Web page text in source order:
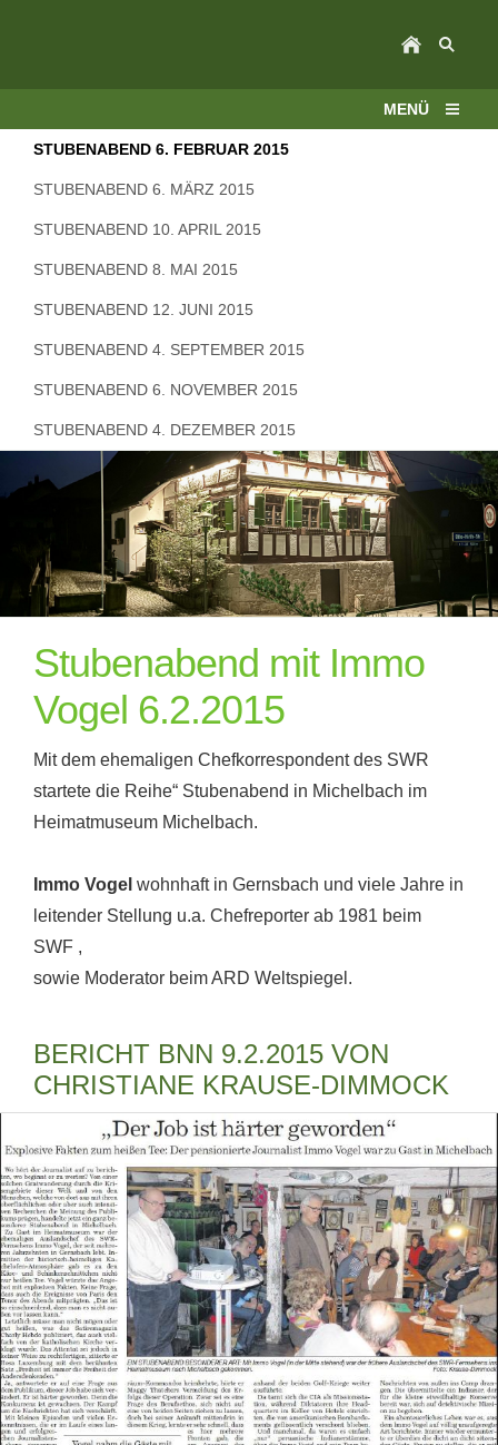
MENÜ
STUBENABEND 6. FEBRUAR 2015
STUBENABEND 6. MÄRZ 2015
STUBENABEND 10. APRIL 2015
STUBENABEND 8. MAI 2015
STUBENABEND 12. JUNI 2015
STUBENABEND 4. SEPTEMBER 2015
STUBENABEND 6. NOVEMBER 2015
STUBENABEND 4. DEZEMBER 2015
Stubenabend mit Immo
Vogel 6.2.2015
Mit dem ehemaligen Chefkorrespondent des SWR
startete die Reihe“ Stubenabend in Michelbach im
Heimatmuseum Michelbach.
Immo Vogel wohnhaft in Gernsbach und viele Jahre in
leitender Stellung u.a. Chefreporter ab 1981 beim
SWF ,
sowie Moderator beim ARD Weltspiegel.
BERICHT BNN 9.2.2015 VON
CHRISTIANE KRAUSE-DIMMOCK